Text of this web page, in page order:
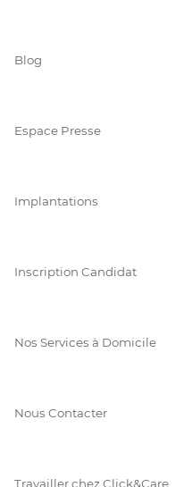
Blog
Espace Presse
Implantations
Inscription Candidat
Nos Services à Domicile
Nous Contacter
Travailler chez Click&Care